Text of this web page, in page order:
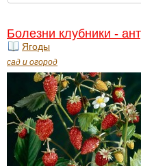
Болезни клубники -
Ягоды
сад и огород